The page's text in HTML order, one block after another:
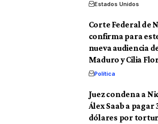
Estados Unidos
Corte Federal de
confirma para
nueva audiencia
Maduro y Cilia
Política
Juez condena a
Álex Saab a pagar
dólares por